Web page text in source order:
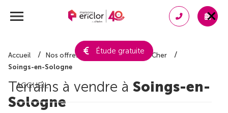
Étude gratuite
ACCUEIL
Accueil Nos offres de terrain
Loir-et-Cher
Soings-en-Sologne
Terrains à vendre à Soings-en-
Sologne